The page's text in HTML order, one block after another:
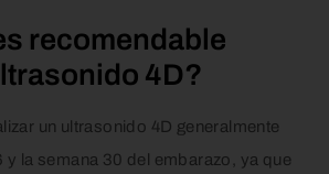
recomendable
4D?
un ultrasonido 4D generalmente
y la semana 30 del embarazo, ya que